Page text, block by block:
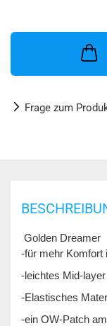
Frage zum
Golden Dreamer
-für mehr Komfort
-leichtes Mid-layer
-Elastisches
-ein OW-Patch